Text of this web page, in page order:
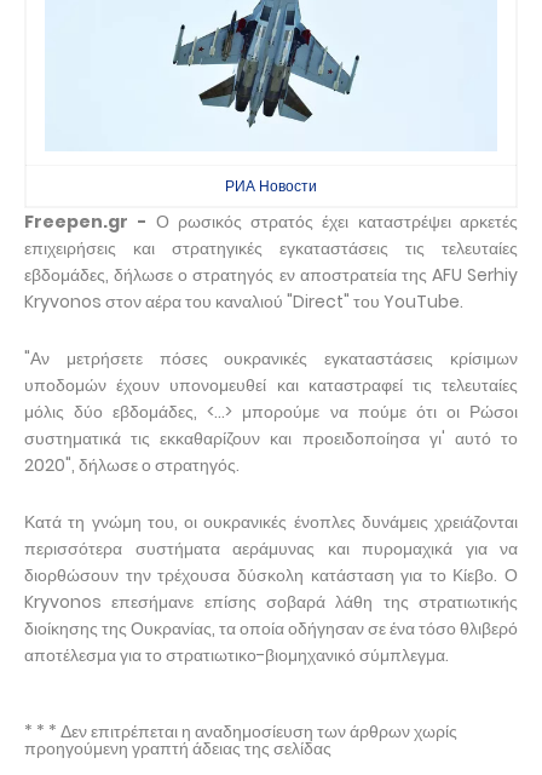
РИА Новости
Freepen.gr - Ο ρωσικός στρατός έχει καταστρέψει αρκετές
επιχειρήσεις και στρατηγικές εγκαταστάσεις τις τελευταίες
εβδομάδες, δήλωσε ο στρατηγός εν αποστρατεία της AFU Serhiy
Kryvonos στον αέρα του καναλιού "Direct" του YouTube.
"Αν μετρήσετε πόσες ουκρανικές εγκαταστάσεις κρίσιμων
υποδομών έχουν υπονομευθεί και καταστραφεί τις τελευταίες
μόλις δύο εβδομάδες, <...> μπορούμε να πούμε ότι οι Ρώσοι
συστηματικά τις εκκαθαρίζουν και προειδοποίησα γι' αυτό το
2020", δήλωσε ο στρατηγός.
Κατά τη γνώμη του, οι ουκρανικές ένοπλες δυνάμεις χρειάζονται
περισσότερα συστήματα αεράμυνας και πυρομαχικά για να
διορθώσουν την τρέχουσα δύσκολη κατάσταση για το Κίεβο. Ο
Kryvonos επεσήμανε επίσης σοβαρά λάθη της στρατιωτικής
διοίκησης της Ουκρανίας, τα οποία οδήγησαν σε ένα τόσο θλιβερό
αποτέλεσμα για το στρατιωτικο-βιομηχανικό σύμπλεγμα.
* * * Δεν επιτρέπεται η αναδημοσίευση των άρθρων χωρίς
προηγούμενη γραπτή άδειας της σελίδας